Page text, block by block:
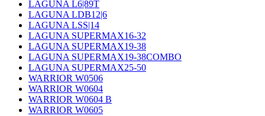
LAGUNA L6|89T
LAGUNA LDB12|6
LAGUNA LSS|14
LAGUNA SUPERMAX16-32
LAGUNA SUPERMAX19-38
LAGUNA SUPERMAX19-38COMBO
LAGUNA SUPERMAX25-50
WARRIOR W0506
WARRIOR W0604
WARRIOR W0604 B
WARRIOR W0605